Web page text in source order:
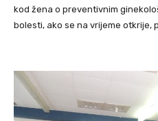
kod žena o preventivnim
bolesti, ako se na vrijeme otkrije,